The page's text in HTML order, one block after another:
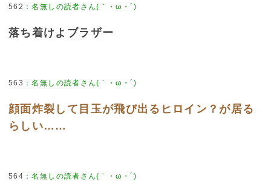
562 ：名無しの読者さん(｀・ω・´)
落ち着けよブラザー
563 ：名無しの読者さん(｀・ω・´)
顔面炸裂して目玉が飛び出るヒロイン？が居る
らしい……
564 ：名無しの読者さん(｀・ω・´)